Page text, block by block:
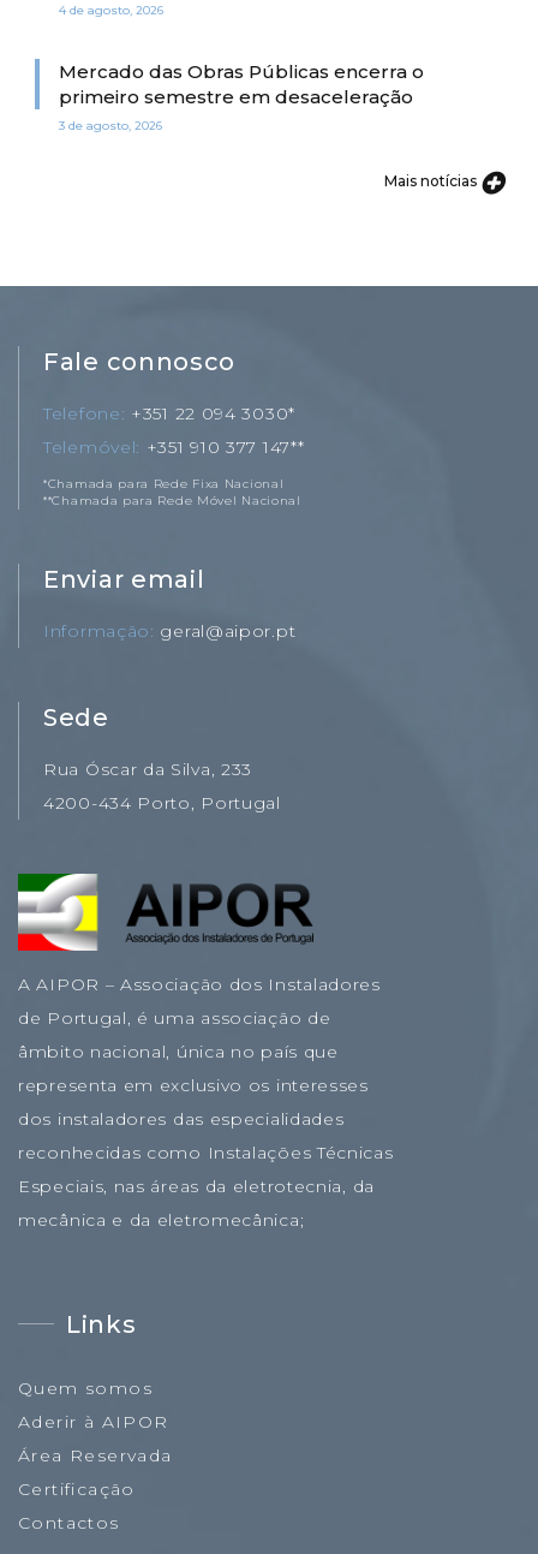
4 de agosto, 2026
Mercado das Obras Públicas encerra o
primeiro semestre em desaceleração
3 de agosto, 2026
Mais notícias
Fale connosco
Telefone
+351 22 094 3030*
Telemóvel
+351 910 377 147**
*Chamada para Rede Fixa Nacional
**Chamada para Rede Móvel Nacional
Enviar email
Informação geral@aipor.pt
Sede
Rua Óscar da Silva, 233
4200-434 Porto, Portugal
A AIPOR – Associação dos Instaladores
de Portugal, é uma associação de
âmbito nacional, única no país que
representa em exclusivo os interesses
dos instaladores das especialidades
reconhecidas como Instalações Técnicas
Especiais, nas áreas da eletrotecnia, da
mecânica e da eletromecânica;
Links
Quem somos
Aderir à AIPOR
Área Reservada
Certificação
Contactos